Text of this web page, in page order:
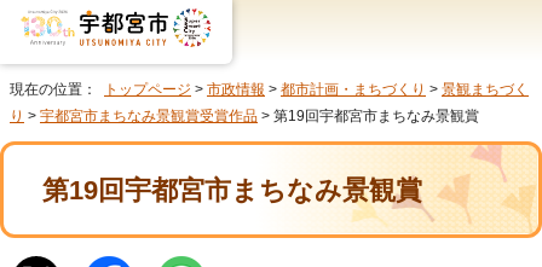
現在の位置： トップページ > 市政情報 > 都市計画・まちづくり > 景観まちづく
り > 宇都宮市まちなみ景観賞受賞作品 > 第19回宇都宮市まちなみ景観賞
第19回宇都宮市まちなみ景観賞